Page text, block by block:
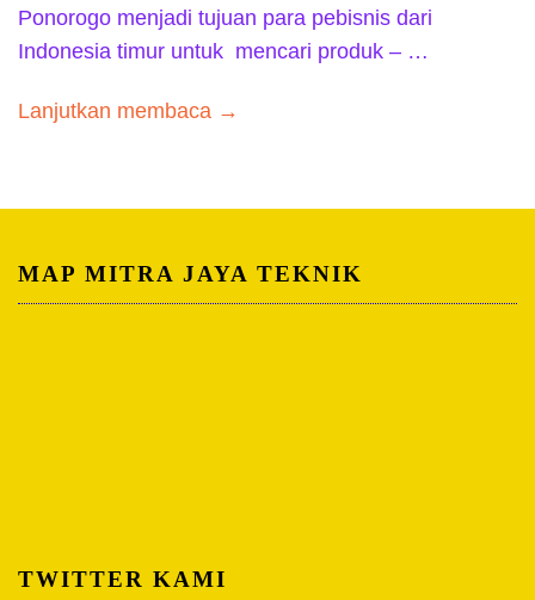
Ponorogo menjadi tujuan para pebisnis dari
Indonesia timur untuk mencari produk – …
Lanjutkan membaca →
MAP MITRA JAYA TEKNIK
TWITTER KAMI